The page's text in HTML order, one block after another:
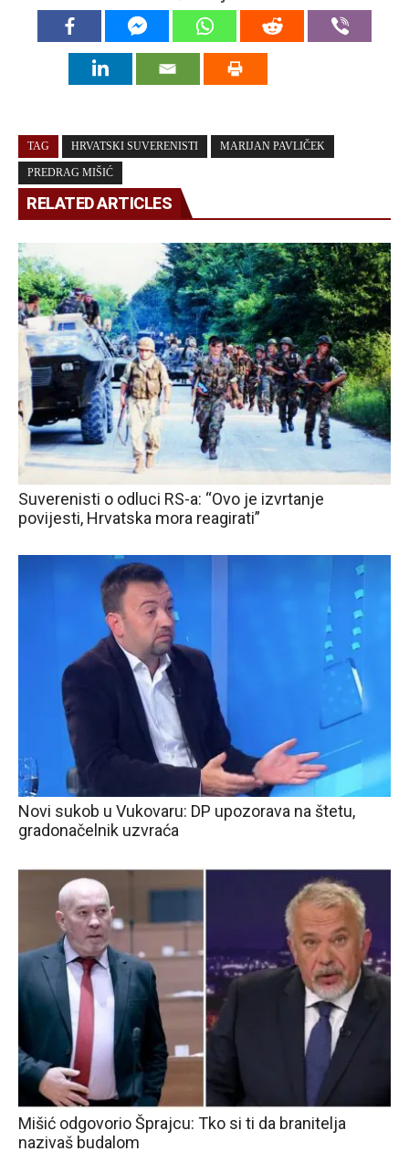
TAG HRVATSKI SUVERENISTI MARIJAN PAVLIČEK
PREDRAG MIŠIĆ
RELATED ARTICLES
Suverenisti o odluci RS-a: “Ovo je izvrtanje
povijesti, Hrvatska mora reagirati”
Novi sukob u Vukovaru: DP upozorava na štetu,
gradonačelnik uzvraća
Mišić odgovorio Šprajcu: Tko si ti da branitelja
nazivaš budalom